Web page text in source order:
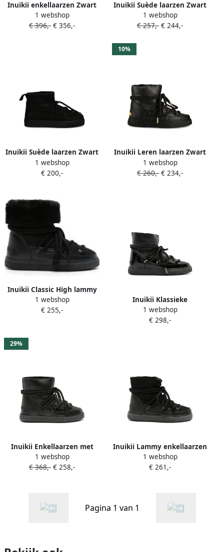
Inuikii enkellaarzen Zwart
1 webshop
€ 396,- € 356,-
Inuikii Suède laarzen Zwart
1 webshop
€ 257,- € 244,-
Inuikii Suède laarzen Zwart
1 webshop
€ 200,-
10%
Inuikii Leren laarzen Zwart
1 webshop
€ 260,- € 234,-
Inuikii Classic High lammy
laarzen Zwart
1 webshop
€ 255,-
Inuikii Klassieke
enkellaarzen Zwart
1 webshop
€ 298,-
29%
Inuikii Enkellaarzen met
veters Zwart
1 webshop
€ 368,- € 258,-
Inuikii Lammy enkellaarzen
Zwart
1 webshop
€ 261,-
Pagina 1 van 1